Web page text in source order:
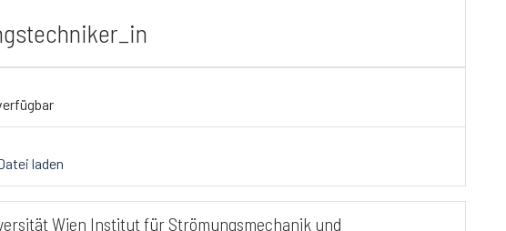
laden
Wien Institut für Strömungsmechanik und